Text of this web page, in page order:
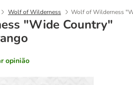
Wolf of Wilderness Wolf of Wilderness
"Wide Country"
opinião